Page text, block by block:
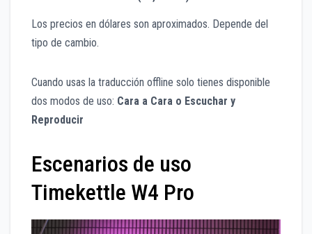
Los precios en dólares son aproximados. Depende del
tipo de cambio.
Cuando usas la traducción offline solo tienes disponible
dos modos de uso: Cara a Cara o Escuchar y
Reproducir
Escenarios de uso
Timekettle W4 Pro